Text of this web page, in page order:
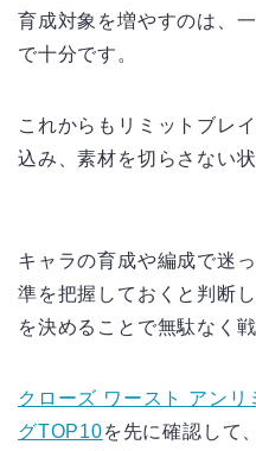
育成対象を増やすのは、
で十分です。
これからもリミットブレ
込み、素材を切らさない
キャラの育成や編成で迷
準を把握しておくと判断
を決めることで無駄なく
クローズ ワースト アン
グTOP10を先に確認して